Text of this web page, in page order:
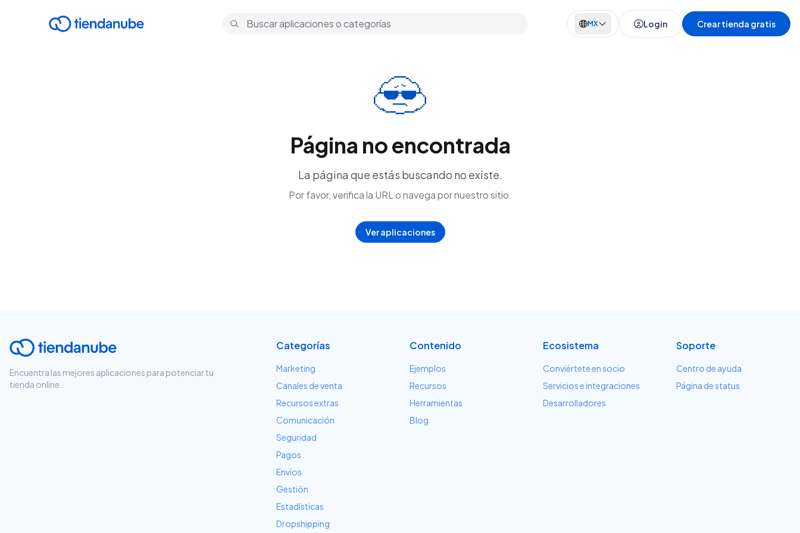
MX Login Crear tienda gratis
Página no encontrada
La página que estás buscando no existe.
Por favor, verifica la URL o navega por nuestro sitio.
Ver aplicaciones
Encuentra las mejores aplicaciones para potenciar tu
tienda online.
Categorías
Marketing
Canales de venta
Recursos extras
Comunicación
Seguridad
Pagos
Envíos
Gestión
Estadísticas
Dropshipping
Contenido
Ejemplos
Recursos
Herramientas
Blog
Ecosistema
Conviértete en socio
Servicios e integraciones
Desarrolladores
Soporte
Centro de ayuda
Página de status